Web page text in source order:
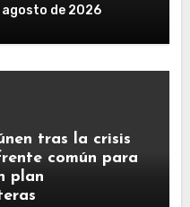
agosto de 2026
tras la crisis
común para
plan